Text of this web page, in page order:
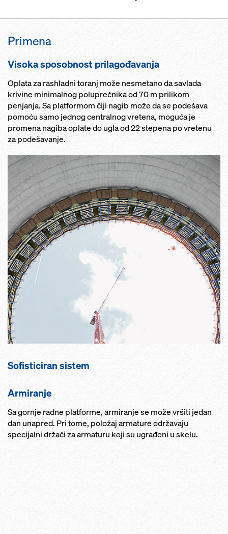
Primena
Visoka sposobnost prilagođavanja
Oplata za rashladni toranj može nesmetano da savlada
krivine minimalnog poluprečnika od 70 m prilikom
penjanja. Sa platformom čiji nagib može da se podešava
pomoću samo jednog centralnog vretena, moguća je
promena nagiba oplate do ugla od 22 stepena po vretenu
za podešavanje.
Sofisticiran sistem
Armiranje
Sa gornje radne platforme, armiranje se može vršiti jedan
dan unapred. Pri tome, položaj armature održavaju
specijalni držači za armaturu koji su ugrađeni u skelu.